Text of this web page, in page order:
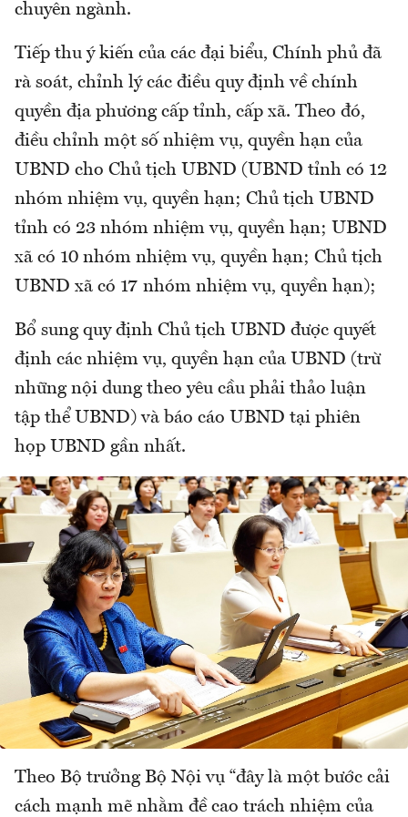
chuyên ngành.
Tiếp thu ý kiến của các đại biểu, Chính phủ đã
rà soát, chỉnh lý các điều quy định về chính
quyền địa phương cấp tỉnh, cấp xã. Theo đó,
điều chỉnh một số nhiệm vụ, quyền hạn của
UBND cho Chủ tịch UBND (UBND tỉnh có 12
nhóm nhiệm vụ, quyền hạn; Chủ tịch UBND
tỉnh có 23 nhóm nhiệm vụ, quyền hạn; UBND
xã có 10 nhóm nhiệm vụ, quyền hạn; Chủ tịch
UBND xã có 17 nhóm nhiệm vụ, quyền hạn);
Bổ sung quy định Chủ tịch UBND được quyết
định các nhiệm vụ, quyền hạn của UBND (trừ
những nội dung theo yêu cầu phải thảo luận
tập thể UBND) và báo cáo UBND tại phiên
họp UBND gần nhất.
Theo Bộ trưởng Bộ Nội vụ “đây là một bước cải
cách mạnh mẽ nhằm đề cao trách nhiệm của